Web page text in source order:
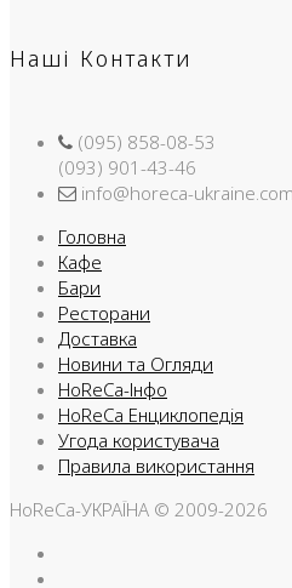
Наші Контакти
(095) 858-08-53
(093) 901-43-46
info@horeca-ukraine.com
Головна
Кафе
Бари
Ресторани
Доставка
Новини та Огляди
HoReCa-Інфо
HoReCa Енциклопедія
Угода користувача
Правила використання
HoReCa-УКРАЇНА © 2009-2026